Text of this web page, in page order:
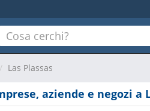
Las Plassas
aziende e negozi a